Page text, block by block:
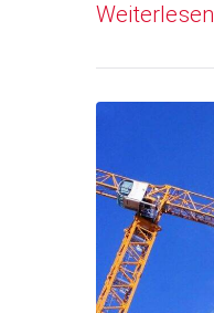
Weiterlesen